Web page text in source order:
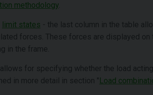
methodology
limit states - the last column in the table
forces. These forces are displayed on
in the frame.
for specifying whether the load
in more detail in section "Load